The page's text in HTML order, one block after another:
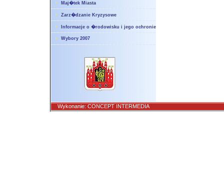
Maj�tek Miasta
Zarz�dzanie Kryzysowe
Informacje o �rodowisku i jego ochronie
Wybory 2007
Wykonanie: CONCEPT INTERMEDIA